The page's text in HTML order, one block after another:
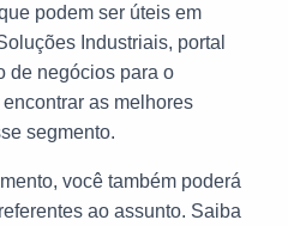
podem ser úteis em
Industriais, portal
de negócios para o
as melhores
segmento.
você também poderá
ao assunto. Saiba